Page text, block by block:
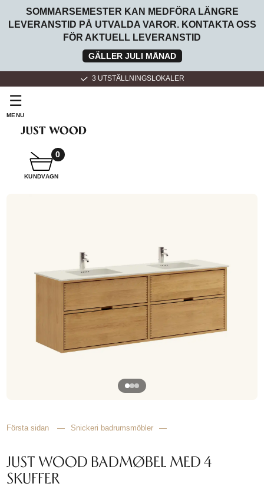
SOMMARSEMESTER KAN MEDFÖRA LÄNGRE
LEVERANSTID PÅ UTVALDA VAROR. KONTAKTA OSS
FÖR AKTUELL LEVERANSTID
GÄLLER JULI MÅNAD
3 UTSTÄLLNINGSLOKALER
☰
MENU
SNICKARE
INSPIRATION
KUNDVAGN
0
Första sidan — Snickeri badrumsmöbler —
JUST WOOD BADMØBEL MED 4
SKUFFER